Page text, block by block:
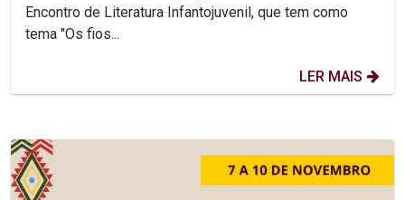
Encontro de Literatura Infantojuvenil, que tem como
tema "Os fios...
LER MAIS